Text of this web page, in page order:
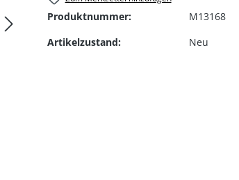
Produktnummer:
M13168
Artikelzustand:
Neu